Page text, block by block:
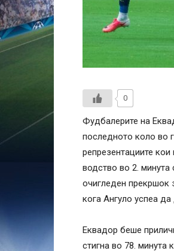
0
Фудбалерите на
последното коло во
репрезентациите
водство во 2. минута
очигледен прекршок
кога Ангуло успеа да
Еквадор беше
стигна во 78. минута